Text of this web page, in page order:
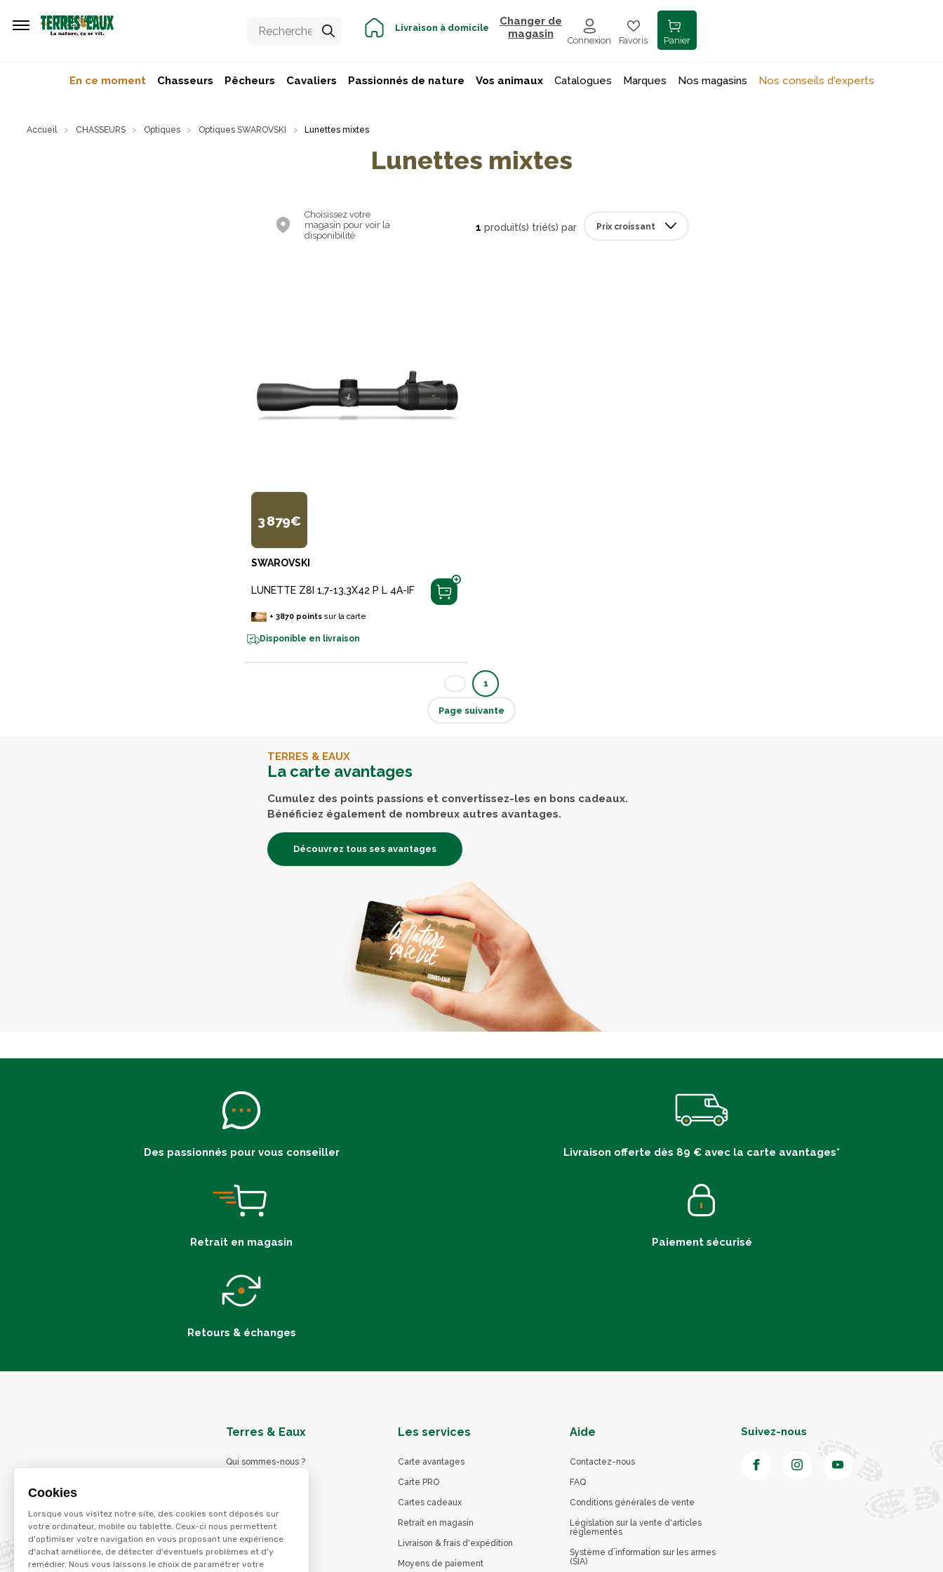
Cookies
Lorsque vous visitez notre site, des cookies sont déposés sur
votre ordinateur, mobile ou tablette. Ceux-ci nous permettent
d'optimiser votre navigation en vous proposant une expérience
d'achat améliorée, de détecter d'éventuels problèmes et d'y
remédier. Nous vous laissons le choix de paramétrer votre
Livraison à domicile
Changer de
magasin
Connexion Favoris Panier
En ce moment Chasseurs Pêcheurs Cavaliers Passionnés de nature Vos animaux Catalogues Marques Nos magasins Nos conseils d'experts
Accueil CHASSEURS Optiques Optiques SWAROVSKI Lunettes mixtes
Lunettes mixtes
Choisissez votre
magasin pour voir la
disponibilité
1 produit(s) trié(s) par
3 879€
SWAROVSKI
LUNETTE Z8I 1,7-13,3X42 P L 4A-IF
+3870 points sur la carte
Disponible en livraison
1
Page suivante
TERRES & EAUX
La carte avantages
Cumulez des points passions et convertissez-les en bons cadeaux.
Bénéficiez également de nombreux autres avantages.
Découvrez tous ses avantages
Des passionnés pour vous conseiller Livraison offerte dès 89 € avec la carte avantages*
Retrait en magasin Paiement sécurisé
Retours & échanges
Terres & Eaux
Qui sommes-nous ?
Nos services
Nos offres d'emploi
Catalogues en ligne
Les services
Carte avantages
Carte PRO
Cartes cadeaux
Retrait en magasin
Livraison & frais d'expédition
Moyens de paiement
Aide
Contactez-nous
FAQ
Conditions générales de vente
Législation sur la vente d'articles
réglementés
Système d’information sur les armes
(SIA)
Suivez-nous